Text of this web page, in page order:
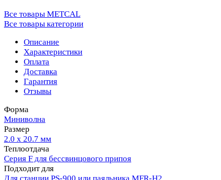
Все товары METCAL
Все товары категории
Описание
Характеристики
Оплата
Доставка
Гарантия
Отзывы
Форма
Миниволна
Размер
2.0 х 20.7 мм
Теплоотдача
Серия F для бессвинцового припоя
Подходит для